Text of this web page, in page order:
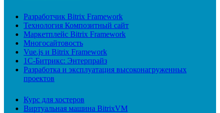
Разработчик Bitrix Framework
Технология Композитный сайт
Маркетплейс Bitrix Framework
Многосайтовость
Vue.js и Bitrix Framework
1С-Битрикс: Энтерпрайз
Разработка и эксплуатация высоконагруженных
проектов
Курс для хостеров
Виртуальная машина BitrixVM